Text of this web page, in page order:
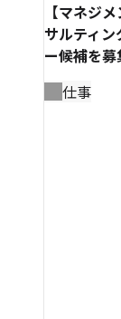
【マネジ
サルティ
ー候補を募
仕事